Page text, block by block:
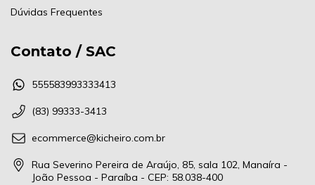
Dúvidas Frequentes
Contato / SAC
555583993333413
(83) 99333-3413
ecommerce@kicheiro.com.br
Rua Severino Pereira de Araújo, 85, sala 102, Manaíra -
João Pessoa - Paraíba - CEP: 58.038-400